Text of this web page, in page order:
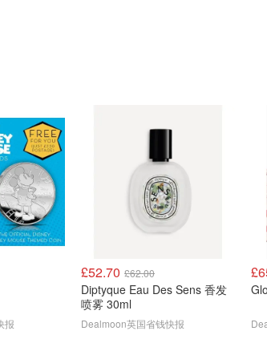
报
£52.70 £62.00
Diptyque Eau Des Sens 香发
喷雾 30ml
Dealmoon英国省钱快报